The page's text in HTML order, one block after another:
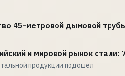
45-метровой дымовой
и мировой рынок стали:
продукции подошел